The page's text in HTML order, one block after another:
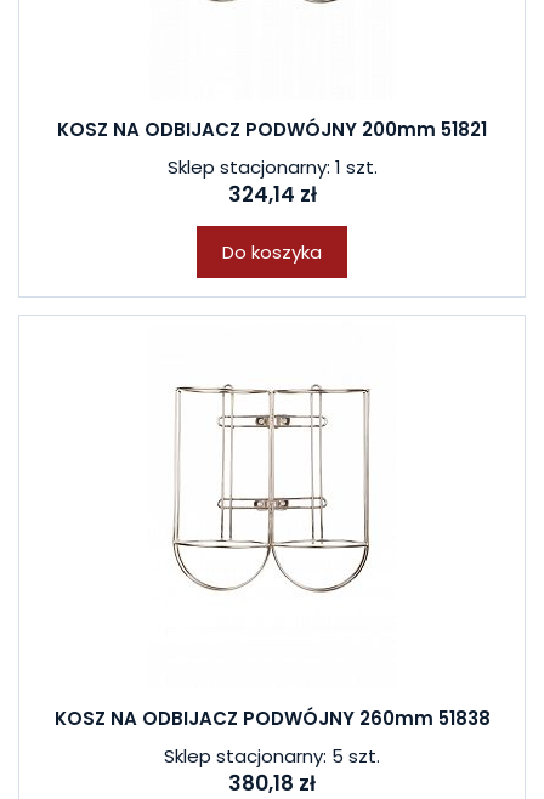
KOSZ NA ODBIJACZ PODWÓJNY 200mm 51821
Sklep stacjonarny: 1 szt.
324,14 zł
Do koszyka
KOSZ NA ODBIJACZ PODWÓJNY 260mm 51838
Sklep stacjonarny: 5 szt.
380,18 zł